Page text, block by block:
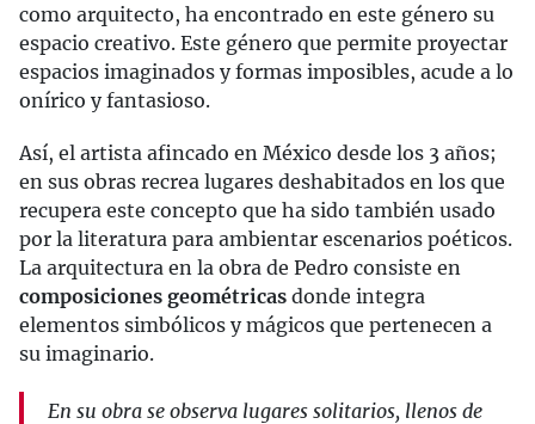
como arquitecto, ha encontrado en este género su
espacio creativo. Este género que permite proyectar
espacios imaginados y formas imposibles, acude a lo
onírico y fantasioso.
Así, el artista afincado en México desde los 3 años;
en sus obras recrea lugares deshabitados en los que
recupera este concepto que ha sido también usado
por la literatura para ambientar escenarios poéticos.
La arquitectura en la obra de Pedro consiste en
composiciones geométricas donde integra
elementos simbólicos y mágicos que pertenecen a
su imaginario.
En su obra se observa lugares solitarios, llenos de